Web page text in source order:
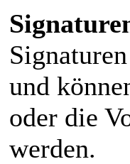
und
oder die
werden.